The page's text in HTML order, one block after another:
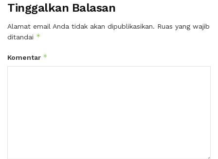
Tinggalkan Balasan
Alamat email Anda tidak akan dipublikasikan. Ruas yang wajib
ditandai *
Komentar *